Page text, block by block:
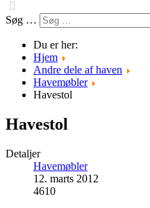
Søg …
Du er her:
Hjem
Andre dele af haven
Havemøbler
Havestol
Havestol
Detaljer
Havemøbler
12. marts 2012
4610